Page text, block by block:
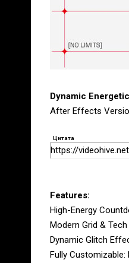
Dynamic
After Effects
Цитата
https://
Features:
High-Energy
Modern Grid &
Dynamic Glitch
Fully Customizable: